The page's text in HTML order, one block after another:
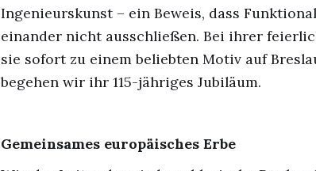
Ingenieurskunst – ein Beweis, dass
einander nicht ausschließen. Bei ihrer
sie sofort zu einem beliebten Motiv auf
begehen wir ihr 115-jähriges Jubiläum.
Gemeinsames europäisches Erbe